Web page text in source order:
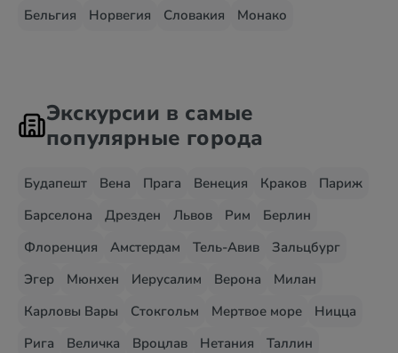
Бельгия
Норвегия Словакия Монако
Экскурсии в самые
популярные города
Будапешт Вена Прага Венеция Краков
Париж
Барселона
Дрезден Львов Рим
Берлин
Флоренция
Амстердам Тель-Авив
Зальцбург
Эгер
Мюнхен Иерусалим Верона
Милан
Карловы Вары
Стокгольм Мертвое море
Ницца
Рига
Величка Вроцлав Нетания
Таллин